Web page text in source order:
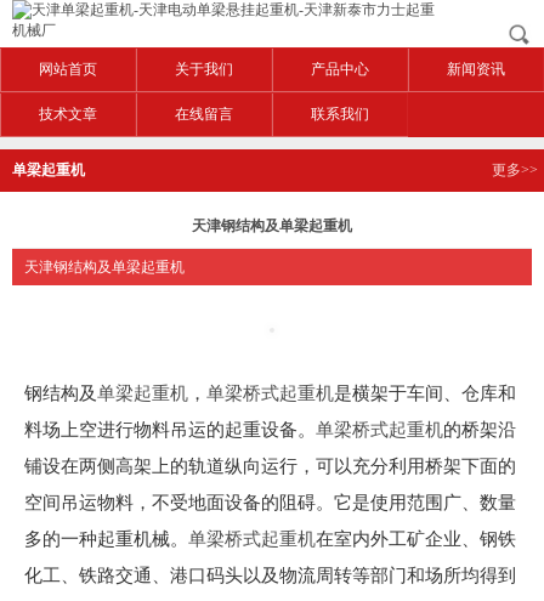
网站首页 关于我们 产品中心 新闻资讯
技术文章 在线留言 联系我们
单梁起重机 更多>>
天津钢结构及单梁起重机
天津钢结构及单梁起重机
钢结构及单梁起重机 ， 单梁桥式起重机是横架于车间、仓库和
料场上空进行物料吊运的起重设备。 单梁桥式起重机的桥架沿
铺设在两侧高架上的轨道纵向运行，可以充分利用桥架下面的
空间吊运物料，不受地面设备的阻碍。它是使用范围广、数量
多的一种起重机械。 单梁桥式起重机在室内外工矿企业、钢铁
化工、铁路交通、港口码头以及物流周转等部门和场所均得到